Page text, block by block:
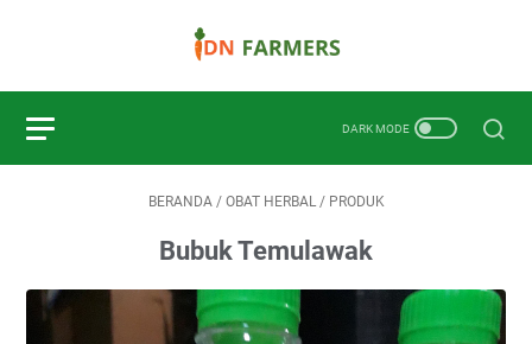
BERANDA / OBAT HERBAL / PRODUK
Bubuk Temulawak